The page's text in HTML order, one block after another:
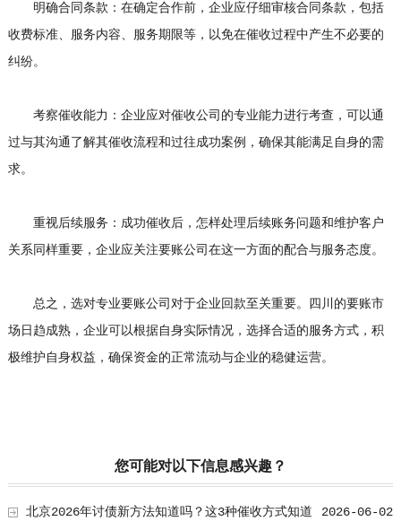
明确合同条款：在确定合作前，企业应仔细审核合同条款，包括
收费标准、服务内容、服务期限等，以免在催收过程中产生不必要的
纠纷。
考察催收能力：企业应对催收公司的专业能力进行考查，可以通
过与其沟通了解其催收流程和过往成功案例，确保其能满足自身的需
求。
重视后续服务：成功催收后，怎样处理后续账务问题和维护客户
关系同样重要，企业应关注要账公司在这一方面的配合与服务态度。
总之，选对专业要账公司对于企业回款至关重要。四川的要账市
场日趋成熟，企业可以根据自身实际情况，选择合适的服务方式，积
极维护自身权益，确保资金的正常流动与企业的稳健运营。
您可能对以下信息感兴趣？
2026-06-02
北京2026年讨债新方法知道吗？这3种催收方式知道